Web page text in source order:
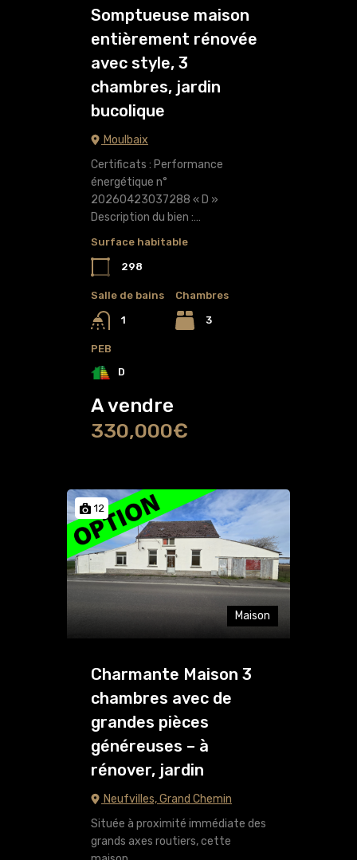
Somptueuse maison
entièrement rénovée
avec style, 3
chambres, jardin
bucolique
Moulbaix
Certificats : Performance
énergétique n°
20260423037288 « D »
Description du bien :…
Surface habitable
298
Salle de bains
1
Chambres
3
PEB
D
A vendre
330,000€
12
Maison
Charmante Maison 3
chambres avec de
grandes pièces
généreuses – à
rénover, jardin
Neufvilles, Grand Chemin
Située à proximité immédiate des
grands axes routiers, cette